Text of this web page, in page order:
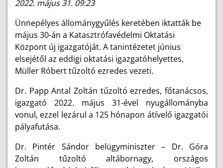
2022. május 31. 09:23
Ünnepélyes állománygyűlés keretében iktatták be
május 30-án a Katasztrófavédelmi Oktatási
Központ új igazgatóját. A tanintézetet június
elsejétől az eddigi oktatási igazgatóhelyettes,
Müller Róbert tűzoltó ezredes vezeti.
Dr. Papp Antal Zoltán tűzoltó ezredes, főtanácsos,
igazgató 2022. május 31-ével nyugállományba
vonul, ezzel lezárul a 125 hónapon átívelő igazgatói
pályafutása.
Dr. Pintér Sándor belügyminiszter – Dr. Góra
Zoltán tűzoltó altábornagy, országos